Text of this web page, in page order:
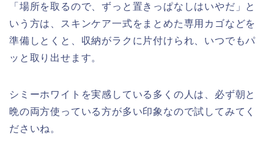
「場所を取るので、ずっと置きっぱなしはいやだ」と
いう方は、スキンケア一式をまとめた専用カゴなどを
準備しとくと、収納がラクに片付けられ、いつでもパ
ッと取り出せます。
シミーホワイトを実感している多くの人は、必ず朝と
晩の両方使っている方が多い印象なので試してみてく
ださいね。